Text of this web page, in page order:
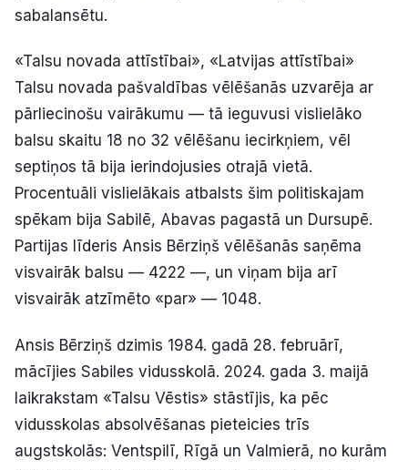
sabalansētu.
«Talsu novada attīstībai», «Latvijas attīstībai»
Talsu novada pašvaldības vēlēšanās uzvarēja ar
pārliecinošu vairākumu — tā ieguvusi vislielāko
balsu skaitu 18 no 32 vēlēšanu iecirkņiem, vēl
septiņos tā bija ierindojusies otrajā vietā.
Procentuāli vislielākais atbalsts šim politiskajam
spēkam bija Sabilē, Abavas pagastā un Dursupē.
Partijas līderis Ansis Bērziņš vēlēšanās saņēma
visvairāk balsu — 4222 —, un viņam bija arī
visvairāk atzīmēto «par» — 1048.
Ansis Bērziņš dzimis 1984. gadā 28. februārī,
mācījies Sabiles vidusskolā. 2024. gada 3. maijā
laikrakstam «Talsu Vēstis» stāstījis, ka pēc
vidusskolas absolvēšanas pieteicies trīs
augstskolās: Ventspilī, Rīgā un Valmierā, no kurām